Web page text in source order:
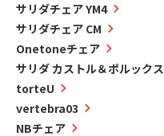
サリダチェア YM4
サリダチェア CM
Onetoneチェア
サリダ カストル＆ポルックス
torteU
vertebra03
NBチェア